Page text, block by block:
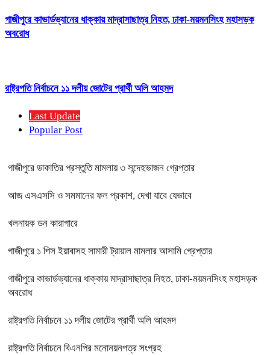
গাজীপুরে কাভার্ডভ্যানের ধাক্কায় মাদ্রাসাছাত্র নিহত, ঢাকা-ময়মনসিংহ মহাসড়ক
অবরোধ
রাষ্ট্রপতি নির্বাচনে ১১ দলীয় জোটের প্রার্থী অলি আহমদ
Last Update
Popular Post
গাজীপুরে ডাকাতির প্রস্তুতি মামলায় ৩ সন্দেহভাজন গ্রেপ্তার
আজ এসএসসি ও সমমানের ফল প্রকাশ, দেখা যাবে যেভাবে
খলনায়ক ডন কারাগারে
গাজীপুরে ১ পিস ইয়াবাসহ সামারী ট্রায়াল মামলার আসামি গ্রেপ্তার
গাজীপুরে কাভার্ডভ্যানের ধাক্কায় মাদ্রাসাছাত্র নিহত, ঢাকা-ময়মনসিংহ মহাসড়ক
অবরোধ
রাষ্ট্রপতি নির্বাচনে ১১ দলীয় জোটের প্রার্থী অলি আহমদ
রাষ্ট্রপতি নির্বাচনে বিএনপির মনোনয়নপত্র সংগ্রহ